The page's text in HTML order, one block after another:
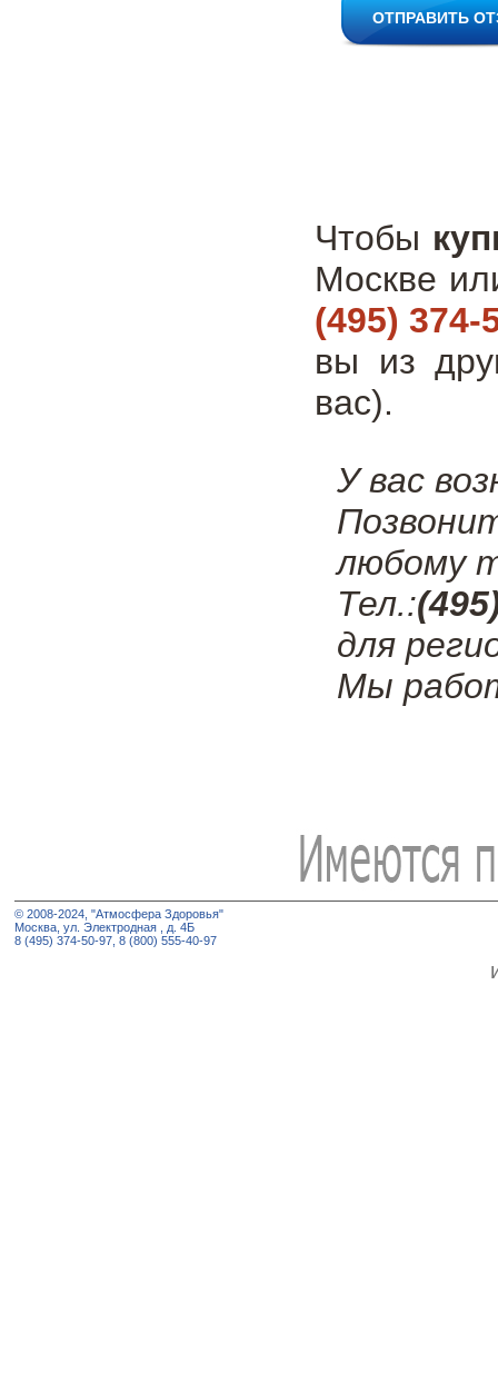
ОТПРАВИТЬ
Чтобы
Москве
(495) 374-
вы из
вас).
У вас
любому
Тел.:
для
Мы
© 2008-2024, "Атмосфера Здоровья"
Москва, ул. Электродная , д. 4Б
8 (495) 374-50-97, 8 (800) 555-40-97